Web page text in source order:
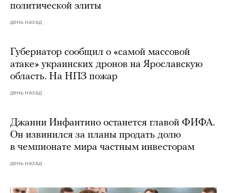
политической элиты
день назад
Губернатор сообщил о «самой массовой
атаке» украинских дронов на Ярославскую
область. На НПЗ пожар
день назад
Джанни Инфантино останется главой ФИФА.
Он извинился за планы продать долю
в чемпионате мира частным инвесторам
день назад